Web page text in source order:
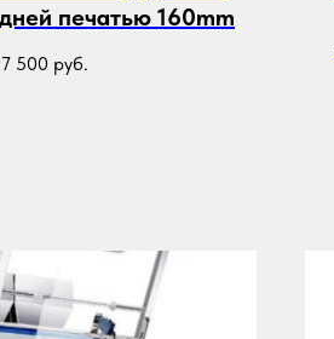
печатью 160mm
500 руб.